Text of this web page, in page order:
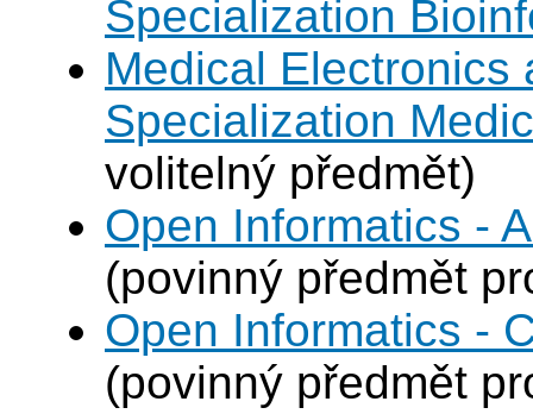
Specialization
Medical Electronics
Specialization
volitelný předmět)
Open Informatics -
(povinný předmět
Open Informatics -
(povinný předmět